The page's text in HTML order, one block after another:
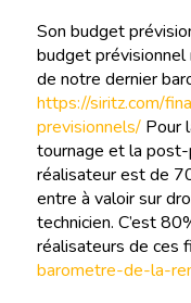
Son budget
budget
de notre dernier
https://siritz.com/
previsionnels/Pour
tournage et la
réalisateur est de
entre à valoir sur
technicien. C’est
réalisateurs de ces
barometre-de-la-